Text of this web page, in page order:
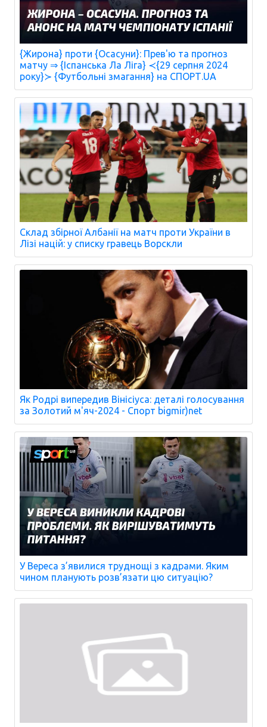
{Жирона} проти {Осасуни}: Прев'ю та прогноз
матчу ⇒ {Іспанська Ла Ліга} ≺{29 серпня 2024
року}≻ {Футбольні змагання} на СПОРТ.UA
Склад збірної Албанії на матч проти України в
Лізі націй: у списку гравець Ворскли
Як Родрі випередив Вінісіуса: деталі голосування
за Золотий м'яч-2024 - Спорт bigmir)net
У Вереса з’явилися труднощі з кадрами. Яким
чином планують розв’язати цю ситуацію?